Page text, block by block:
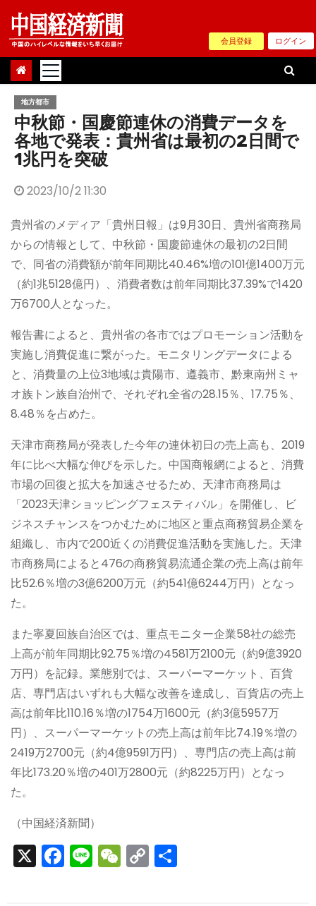
Skip
content
会員登録 ログイン
地方都市
中秋節・国慶節連休の消費データを
各地で発表：貴州省は最初の2日間で
1兆円を突破
2023/10/2 11:30
貴州省のメディア「貴州日報」は9月30日、貴州省商務局
からの情報として、中秋節・国慶節連休の最初の2日間
で、同省の消費額が前年同期比40.46%増の101億1400万元
（約1兆5128億円）、消費者数は前年同期比37.39%で1420
万6700人となった。
報告書によると、貴州省の各市ではプロモーション活動を
実施し消費促進に繋がった。モニタリングデータによる
と、消費量の上位3地域は貴陽市、遵義市、黔東南州ミャ
オ族トン族自治州で、それぞれ全省の28.15％、17.75％、
8.48％を占めた。
天津市商務局が発表した今年の連休初日の売上高も、2019
年に比べ大幅な伸びを示した。中国商報網によると、消費
市場の回復と拡大を加速させるため、天津市商務局は
「2023天津ショッピングフェスティバル」を開催し、ビ
ジネスチャンスをつかむために地区と重点商務貿易企業を
組織し、市内で200近くの消費促進活動を実施した。天津
市商務局によると476の商務貿易流通企業の売上高は前年
比52.6％増の3億6200万元（約541億6244万円）となっ
た。
また寧夏回族自治区では、重点モニター企業58社の総売
上高が前年同期比92.75％増の4581万2100元（約9億3920
万円）を記録。業態別では、スーパーマーケット、百貨
店、専門店はいずれも大幅な改善を達成し、百貨店の売上
高は前年比110.16％増の1754万1600元（約3億5957万
円）、スーパーマーケットの売上高は前年比74.19％増の
2419万2700元（約4億9591万円）、専門店の売上高は前
年比173.20％増の401万2800元（約8225万円）となっ
た。
（中国経済新聞）
X F
a
Li
n
W
e
C
o